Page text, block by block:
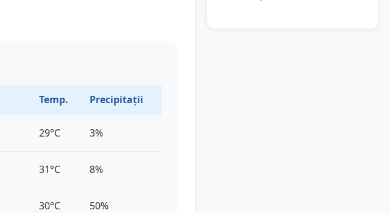
Temp. Precipitații
29°C 3%
31°C 8%
30°C 50%